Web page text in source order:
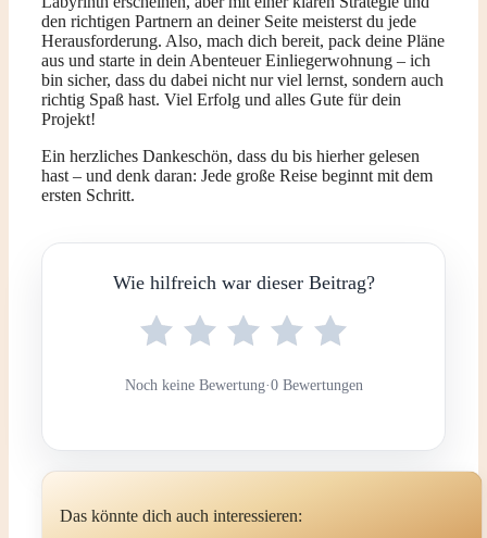
den richtigen Partnern an deiner Seite meisterst du jede
Herausforderung. Also, mach dich bereit, pack deine Pläne
aus und starte in dein Abenteuer Einliegerwohnung – ich
bin sicher, dass du dabei nicht nur viel lernst, sondern auch
richtig Spaß hast. Viel Erfolg und alles Gute für dein
Projekt!
Ein herzliches Dankeschön, dass du bis hierher gelesen
hast – und denk daran: Jede große Reise beginnt mit dem
ersten Schritt.
Wie hilfreich war dieser Beitrag?
Noch keine Bewertung·0 Bewertungen
Das könnte dich auch interessieren: